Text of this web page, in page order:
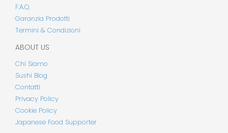
F.A.Q.
Garanzia Prodotti
Termini & Condizioni
ABOUT US
Chi Siamo
Sushi Blog
Contatti
Privacy Policy
Cookie Policy
Japanese Food Supporter